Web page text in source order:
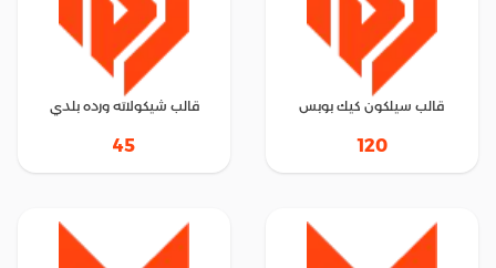
قالب سيلكون كيك بوبس
120
قالب شيكولاته ورده بلدي
45